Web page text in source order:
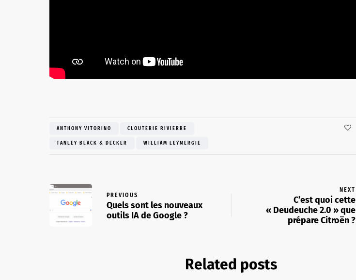
ANTHONY VITORINO CLOUTERIE RIVIERRE
TANLEY BLACK & DECKER WILLIAM LEYMERGIE
PREVIOUS
Quels sont les nouveaux
outils IA de Google ?
NEXT
C’est quoi cette
« Deudeuche 2.0 » que
prépare Citroën ?
Related posts